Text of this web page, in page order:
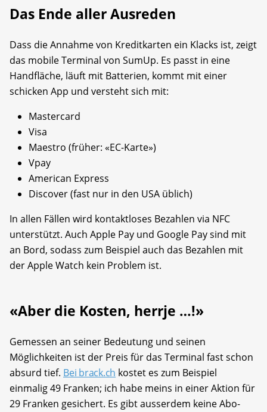
Das Ende aller Ausreden
Dass die Annahme von Kreditkarten ein Klacks ist, zeigt
das mobile Terminal von SumUp. Es passt in eine
Handfläche, läuft mit Batterien, kommt mit einer
schicken App und versteht sich mit:
Mastercard
Visa
Maestro (früher: «EC-Karte»)
Vpay
American Express
Discover (fast nur in den USA üblich)
In allen Fällen wird kontaktloses Bezahlen via NFC
unterstützt. Auch Apple Pay und Google Pay sind mit
an Bord, sodass zum Beispiel auch das Bezahlen mit
der Apple Watch kein Problem ist.
«Aber die Kosten, herrje …!»
Gemessen an seiner Bedeutung und seinen
Möglichkeiten ist der Preis für das Terminal fast schon
absurd tief. Bei brack.ch kostet es zum Beispiel
einmalig 49 Franken; ich habe meins in einer Aktion für
29 Franken gesichert. Es gibt ausserdem keine Abo-